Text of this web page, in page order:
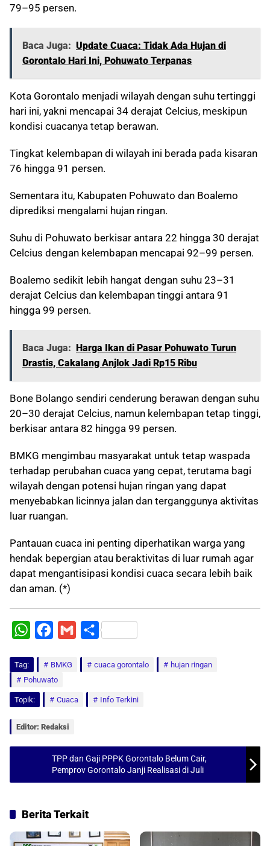
79–95 persen.
Baca Juga: Update Cuaca: Tidak Ada Hujan di
Gorontalo Hari Ini, Pohuwato Terpanas
Kota Gorontalo menjadi wilayah dengan suhu tertinggi
hari ini, yakni mencapai 34 derajat Celcius, meskipun
kondisi cuacanya tetap berawan.
Tingkat kelembapan di wilayah ini berada pada kisaran
76 hingga 91 persen.
Sementara itu, Kabupaten Pohuwato dan Boalemo
diprediksi mengalami hujan ringan.
Suhu di Pohuwato berkisar antara 22 hingga 30 derajat
Celcius dengan kelembapan mencapai 92–99 persen.
Boalemo sedikit lebih hangat dengan suhu 23–31
derajat Celcius dan kelembapan tinggi antara 91
hingga 99 persen.
Baca Juga: Harga Ikan di Pasar Pohuwato Turun
Drastis, Cakalang Anjlok Jadi Rp15 Ribu
Bone Bolango sendiri cenderung berawan dengan suhu
20–30 derajat Celcius, namun kelembapan tetap tinggi,
berkisar antara 82 hingga 99 persen.
BMKG mengimbau masyarakat untuk tetap waspada
terhadap perubahan cuaca yang cepat, terutama bagi
wilayah dengan potensi hujan ringan yang dapat
menyebabkan licinnya jalan dan terganggunya aktivitas
luar ruangan.
Pantauan cuaca ini penting diperhatikan warga yang
hendak bepergian atau beraktivitas di luar rumah agar
dapat mengantisipasi kondisi cuaca secara lebih baik
dan aman. (*)
W
t
s
c
e
b
k
l
S
a
e
Tag: BMKG cuaca gorontalo
hujan ringan
Pohuwato
Topik: Cuaca Info Terkini
Editor: Redaksi
TPP dan Gaji PPPK Gorontalo Belum Cair,
Pemprov Gorontalo Janji Realisasi di Juli
Berita Terkait